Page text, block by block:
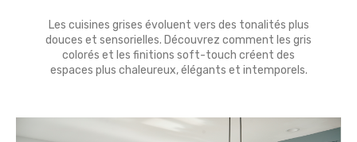
Les cuisines grises évoluent vers des tonalités plus
douces et sensorielles. Découvrez comment les gris
colorés et les finitions soft-touch créent des
espaces plus chaleureux, élégants et intemporels.